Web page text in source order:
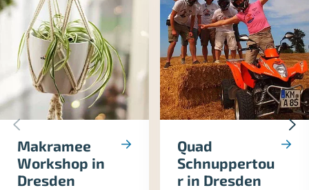
Makramee
Workshop in
Dresden
Quad
Schnuppertou
r in Dresden